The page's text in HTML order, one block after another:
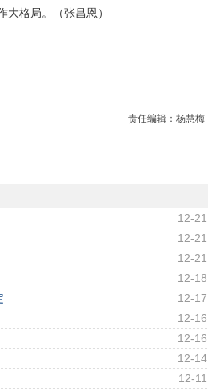
格局。（张昌恩）
责任编辑：杨慧梅
12-21
12-21
12-21
12-18
12-17
12-16
12-16
12-14
12-11